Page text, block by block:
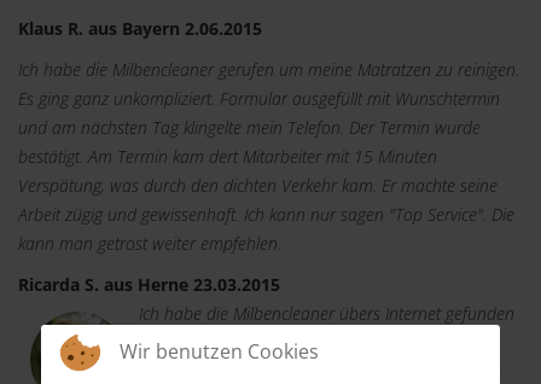
Klaus R. aus Bayern 2.06.2015
Ich habe die Milbencleaner gerufen um meine Matratzen zu reinigen.
Es ging ganz unkompliziert. Formular ausgefüllt mit Wunschtermin
und am nächsten Tag klingelte mein Telefon. Der Termin wurde
bestätigt. Am Termin kam dert Mitarbeiter mit 15 Minuten
Verspätung, was durch den dichten Verkehr kam. Er machte seine
Arbeit zügig und gewissenhaft. Ich kann nur sagen "Top Service". Die
kann man getrost weiter empfehlen.
Ricarda S. aus Herne 23.03.2015
Ich habe die Milbencleaner übers Internet gefunden
und dachte "Ich probiere es aus". Per Telefon
Wir benutzen Cookies